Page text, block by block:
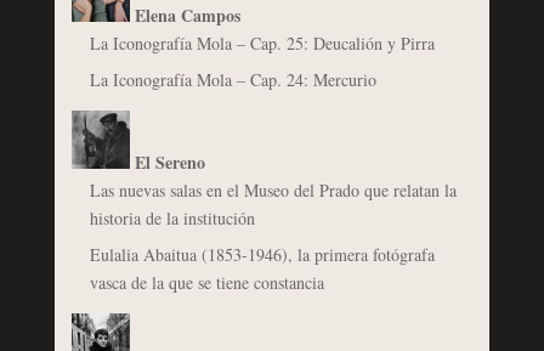
Elena Campos
La Iconografía Mola – Cap. 25: Deucalión y Pirra
La Iconografía Mola – Cap. 24: Mercurio
El Sereno
Las nuevas salas en el Museo del Prado que relatan la
historia de la institución
Eulalia Abaitua (1853-1946), la primera fotógrafa
vasca de la que se tiene constancia